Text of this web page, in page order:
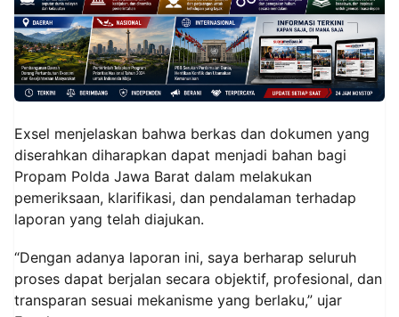
Exsel menjelaskan bahwa berkas dan dokumen yang
diserahkan diharapkan dapat menjadi bahan bagi
Propam Polda Jawa Barat dalam melakukan
pemeriksaan, klarifikasi, dan pendalaman terhadap
laporan yang telah diajukan.
“Dengan adanya laporan ini, saya berharap seluruh
proses dapat berjalan secara objektif, profesional, dan
transparan sesuai mekanisme yang berlaku,” ujar